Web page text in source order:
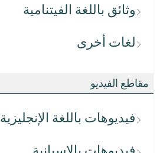
وثائق باللغة الفيتنامية
لغات أخرى
مقاطع الفيديو
فيديوهات باللغة الإنجليزية